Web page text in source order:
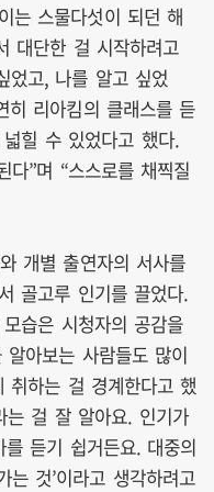
는 스물다섯이 되던 해
대단한 걸 시작하려고
었고, 나를 알고 싶었
히 리아킴의 클래스를 듣
힐 수 있었다고 했다.
”며 “스스로를 채찍질
개별 출연자의 서사를
골고루 인기를 끌었다.
습은 시청자의 공감을
아보는 사람들도 많이
취하는 걸 경계한다고 했
걸 잘 알아요. 인기가
를 듣기 쉽거든요. 대중의
는 것’이라고 생각하려고